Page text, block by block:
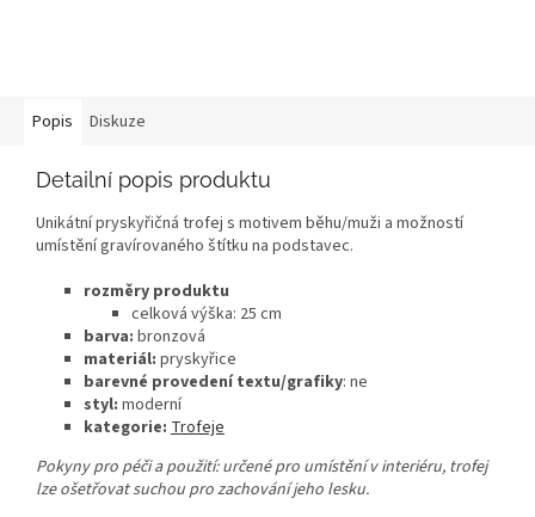
Popis Diskuze
Detailní popis produktu
Unikátní pryskyřičná trofej s motivem běhu/muži a možností
umístění gravírovaného štítku na podstavec.
rozměry produktu
celková výška: 25 cm
barva: bronzová
materiál: pryskyřice
barevné provedení textu/grafiky: ne
styl: moderní
kategorie: Trofeje
Pokyny pro péči a použití: určené pro umístění v interiéru, trofej
lze ošetřovat suchou pro zachování jeho lesku.